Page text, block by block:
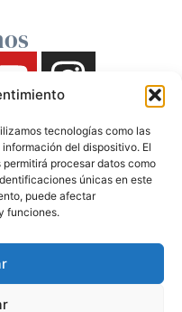
tecnologías como las
del dispositivo. El
procesar datos como
únicas en este
puede afectar
funciones.